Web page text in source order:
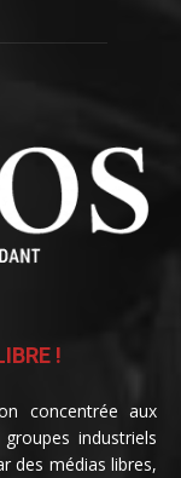
!
concentrée aux
industriels
des médias libres,